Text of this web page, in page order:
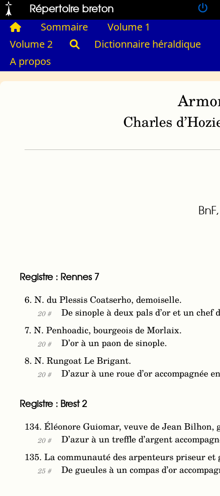
Répertoire breton
Sommaire
Volume 1
Volume 2
Dictionnaire héraldique
A propos
Charles
Registre : Rennes 7
6. N. du Plessis Coatserho, demoiselle.
20 #
De sinople à deux pals d’or et un chef
7. N. Penhoadic, bourgeois de Morlaix.
20 #
D’or à un paon de sinople.
8. N. Rungoat Le Brigant.
20 # D’azur à une roue d’or accompagnée
Registre : Brest 2
134. Éléonore Guiomar, veuve de Jean
20 #
D’azur à un treffle d’argent
135. La communauté des arpenteurs priseur
25 # De gueules à un compas d’or